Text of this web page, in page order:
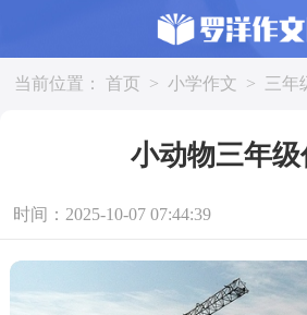
当前位置： 首页 > 小学作文 > 三年
小动物三年级
时间：2025-10-07 07:44:39